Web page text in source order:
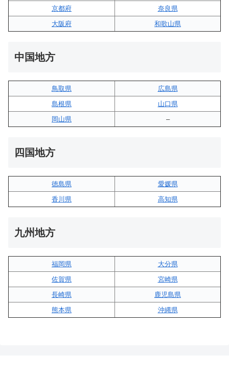
京都府
奈良県
大阪府
和歌山県
中国地方
鳥取県
広島県
島根県
山口県
岡山県
–
四国地方
徳島県
愛媛県
香川県
高知県
九州地方
福岡県
大分県
佐賀県
宮崎県
長崎県
鹿児島県
熊本県
沖縄県